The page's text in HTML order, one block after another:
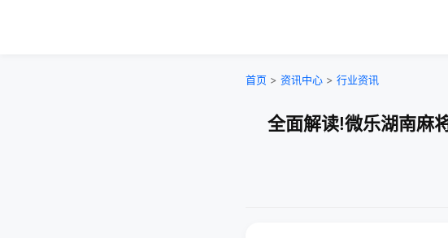
首页 > 资讯中心 > 行业资讯
全面解读!微乐湖南麻